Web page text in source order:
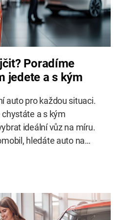
Poradíme
jedete a s kým
auto pro každou situaci.
a s kým
ideální vůz na míru.
hledáte auto na
dnešní
přes SUV až po […]